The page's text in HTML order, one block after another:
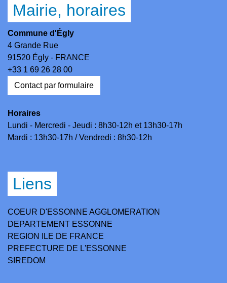
Mairie, horaires
Commune d'Égly
4 Grande Rue
91520 Égly - FRANCE
+33 1 69 26 28 00
Contact par formulaire
Horaires
Lundi - Mercredi - Jeudi : 8h30-12h et 13h30-17h
Mardi : 13h30-17h / Vendredi : 8h30-12h
Liens
COEUR D'ESSONNE AGGLOMERATION
DEPARTEMENT ESSONNE
REGION ILE DE FRANCE
PREFECTURE DE L'ESSONNE
SIREDOM